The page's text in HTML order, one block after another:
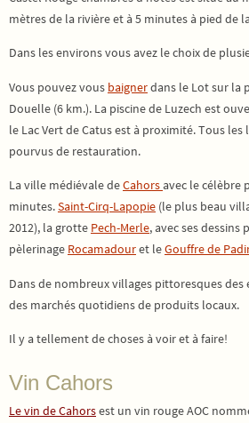
mètres de la rivière et à 5 minutes à pied de
Dans les environs vous avez le choix de
Vous pouvez vous baignerdans le Lot sur la
Douelle (6 km.). La piscine de Luzech est
le Lac Vert de Catus est à proximité. Tous
pourvus de restauration.
La ville médiévale deCahorsavec le célèbre
minutes.Saint-Cirq-Lapopie (le plus beau
2012), la grotte Pech-Merle, avec ses
pèlerinage Rocamadouret leGouffre de
Dans de nombreux villages pittoresques
des marchés quotidiens de produits locaux.
Il y a tellement de choses à voir et à faire!
Vin Cahors
Le vin de Cahorsest un vin rouge AOC